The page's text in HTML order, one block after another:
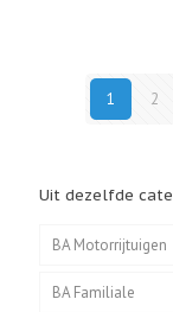
1 2
Uit dezelfde
BA Motorrijtuigen
BA Familiale